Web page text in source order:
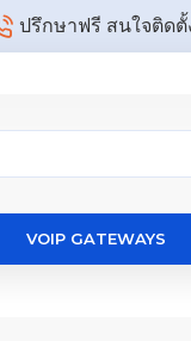
ปรึกษาฟรี สนใจติด
VOIP GATEWAYS